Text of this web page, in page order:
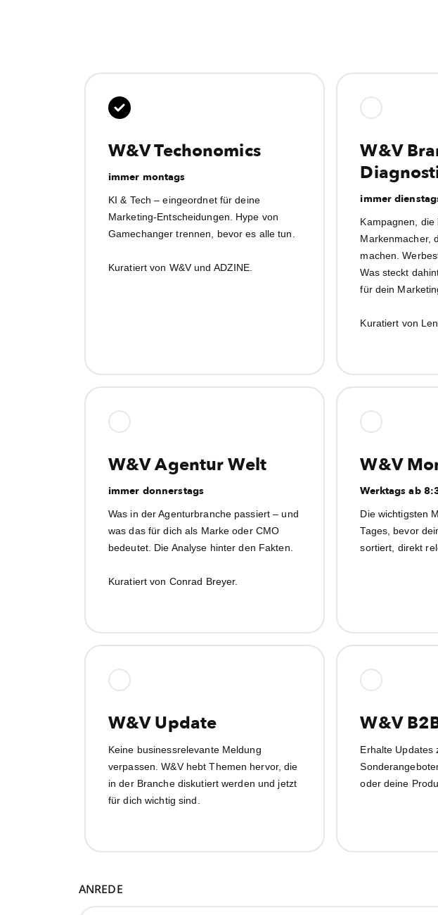
W&V Techonomics
immer montags
KI & Tech – eingeordnet für deine
Marketing-Entscheidungen. Hype von
Gamechanger trennen, bevor es alle tun.
Kuratiert von W&V und ADZINE.
W&V
immer
Kampagnen, die
Markenmacher,
machen.
Was steckt
für dein
Kuratiert von
W&V Agentur Welt
immer donnerstags
Was in der Agenturbranche passiert – und
was das für dich als Marke oder CMO
bedeutet. Die Analyse hinter den Fakten.
Kuratiert von Conrad Breyer.
W&V
Werktags ab
Die wichtigsten
Tages, bevor
sortiert, direkt
W&V Update
Keine businessrelevante Meldung
verpassen. W&V hebt Themen hervor, die
in der Branche diskutiert werden und jetzt
für dich wichtig sind.
W&V
Erhalte Updates
oder deine
ANREDE